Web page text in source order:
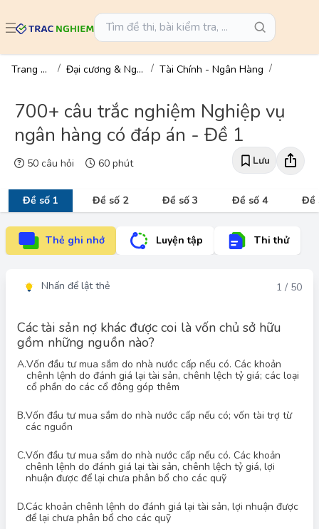
Trang chủ Đại cương & Ngành Tài Chính - Ngân Hàng
700+ câu trắc nghiệm Nghiệp vụ
ngân hàng có đáp án - Đề 1
50 câu hỏi 60 phút Lưu
Đề số 1 Đề số 2 Đề số 3 Đề số 4 Đề
Thẻ ghi nhớ Luyện tập Thi thử
Nhấn để lật thẻ 1 / 50
Các tài sản nợ khác được coi là vốn chủ sở hữu
gồm những nguồn nào?
A.Vốn đầu tư mua sắm do nhà nước cấp nếu có. Các khoản
chênh lệnh do đánh giá lại tài sản, chênh lệch tỷ giá; các loại
cổ phần do các cổ đông góp thêm
B.Vốn đầu tư mua sắm do nhà nước cấp nếu có; vốn tài trợ từ
các nguồn
C.Vốn đầu tư mua sắm do nhà nước cấp nếu có. Các khoản
chênh lệnh do đánh giá lại tài sản, chênh lệch tỷ giá, lợi
nhuận được để lại chưa phân bổ cho các quỹ
D.Các khoản chênh lệnh do đánh giá lại tài sản, lợi nhuận được
để lại chưa phân bổ cho các quỹ
Đáp án đúng: C
Câu hỏi yêu cầu xác định các nguồn được coi là vốn chủ sở
hữu, ngoài các khoản nợ. Phương án 3 là đáp án chính xác vì
nó bao gồm: vốn đầu tư mua sắm do nhà nước cấp (nếu có),
các khoản chênh lệch do đánh giá lại tài sản, chênh lệch tỷ giá
(phản ánh sự thay đổi giá trị tài sản), và lợi nhuận được để lại
chưa phân bổ cho các quỹ (là phần lợi nhuận giữ lại để tái đầu
hữu). Các yếu tố này đều góp phần làm tăng vốn chủ sở hữu
của một tổ chức.
Phương án 1 thiếu 'lợi nhuận được để lại chưa phân bổ cho các
quỹ'. Phương án 2 lại bao gồm 'vốn tài trợ từ các nguồn' mà
không phải lúc nào cũng được coi là vốn chủ sở hữu (có thể là
nợ). Phương án 4 thiếu 'vốn đầu tư mua sắm do nhà nước cấp'.